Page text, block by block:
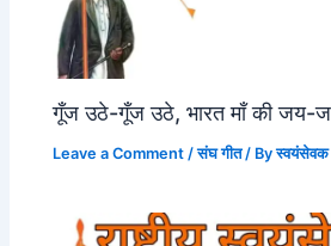
गूँज उठे-गूँज उठे, भारत माँ की जय-
Leave a Comment /संघ गीत/ By